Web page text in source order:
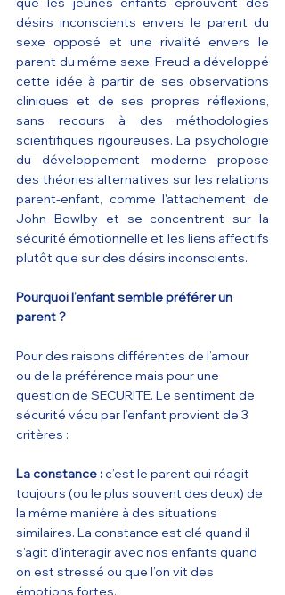
désirs inconscients envers le parent du
sexe opposé et une rivalité envers le
parent du même sexe. Freud a développé
cette idée à partir de ses observations
cliniques et de ses propres réflexions,
sans recours à des méthodologies
scientifiques rigoureuses. La psychologie
du développement moderne propose
des théories alternatives sur les relations
parent-enfant, comme l'attachement de
John Bowlby et se concentrent sur la
sécurité émotionnelle et les liens affectifs
plutôt que sur des désirs inconscients.
Pourquoi l’enfant semble préférer un
parent ?
Pour des raisons différentes de l’amour
ou de la préférence mais pour une
question de SECURITE. Le sentiment de
sécurité vécu par l’enfant provient de 3
critères :
La constance : c’est le parent qui réagit
toujours (ou le plus souvent des deux) de
la même manière à des situations
similaires. La constance est clé quand il
s’agit d'interagir avec nos enfants quand
on est stressé ou que l’on vit des
émotions fortes.